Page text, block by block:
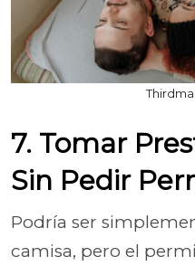
7. Tomar
Sin Pedir
Podría ser
camisa, pero el